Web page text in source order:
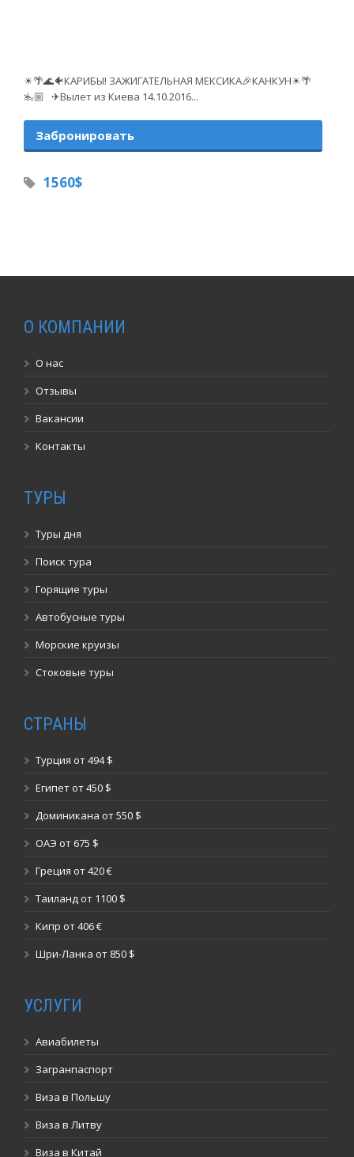
☀🌴🌊🐠КАРИБЫ! ЗАЖИГАТЕЛЬНАЯ МЕКСИКА🎉КАНКУН☀🌴
🏊🏼 ✈Вылет из Киева 14.10.2016...
Забронировать
1560$
О КОМПАНИИ
О нас
Отзывы
Вакансии
Контакты
ТУРЫ
Туры дня
Поиск тура
Горящие туры
Автобусные туры
Морские круизы
Стоковые туры
СТРАНЫ
Турция от 494 $
Египет от 450 $
Доминикана от 550 $
ОАЭ от 675 $
Греция от 420 €
Таиланд от 1100 $
Кипр от 406 €
Шри-Ланка от 850 $
УСЛУГИ
Авиабилеты
Загранпаспорт
Виза в Польшу
Виза в Литву
Виза в Китай